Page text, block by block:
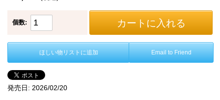
個数: カートに入れる
ほしい物リストに追加 Email to Friend
発売日: 2026/02/20